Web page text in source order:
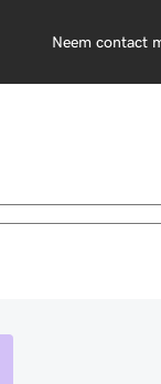
Neem contact